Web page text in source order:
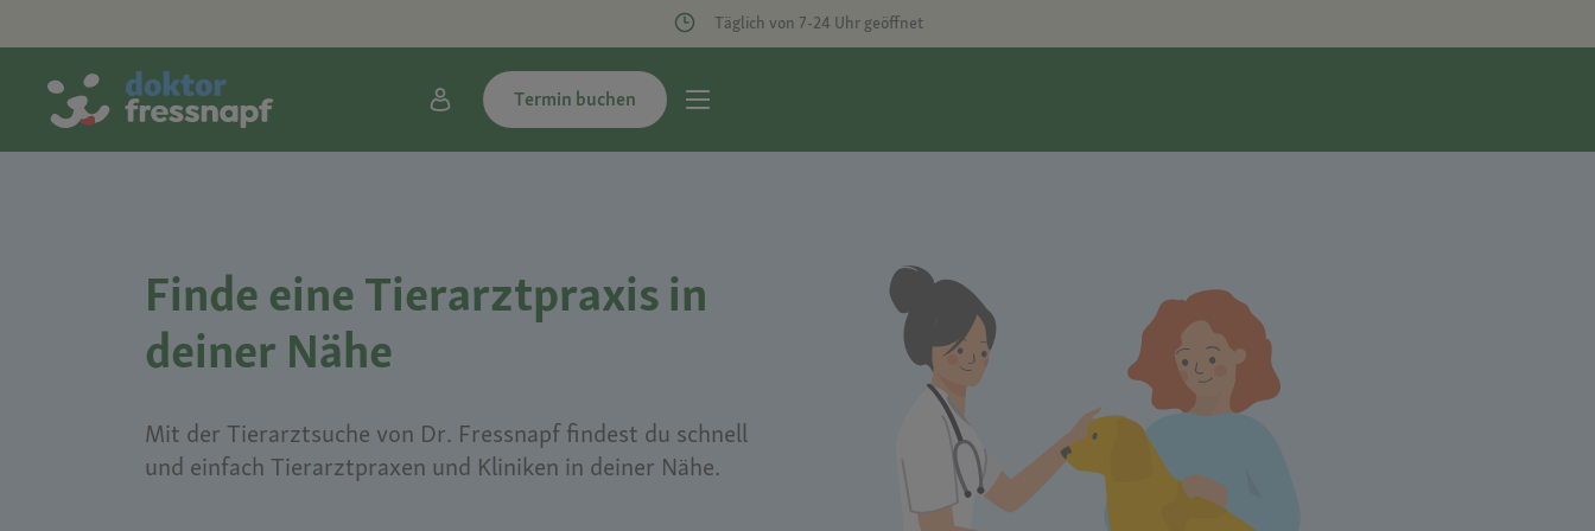
Täglich von 7-24 Uhr geöffnet
Termin buchen
Finde eine Tierarztpraxis in
deiner Nähe
Mit der Tierarztsuche von Dr. Fressnapf findest du schnell
und einfach Tierarztpraxen und Kliniken in deiner Nähe.